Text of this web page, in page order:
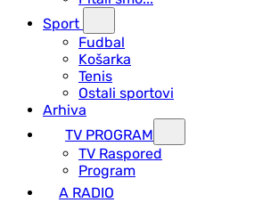
Sport
Fudbal
Košarka
Tenis
Ostali sportovi
Arhiva
TV PROGRAM
ТV Raspored
Program
A RADIO